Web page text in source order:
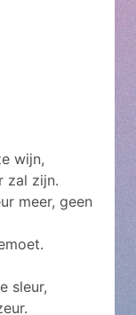
wijn,
zal zijn.
meer, geen
sleur,